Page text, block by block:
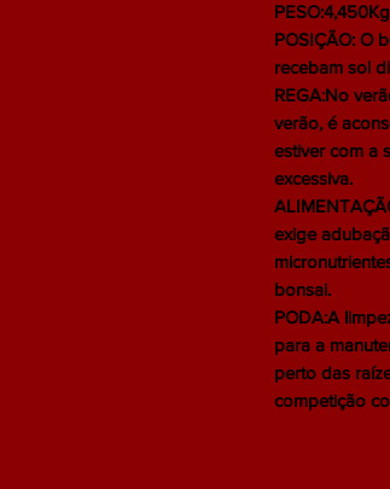
PESO:4,450Kg
POSIÇÃO: O
recebam sol
REGA:No
verão, é
estiver com a
excessiva.
exige
bonsai.
PODA:A
para a
perto das
competição